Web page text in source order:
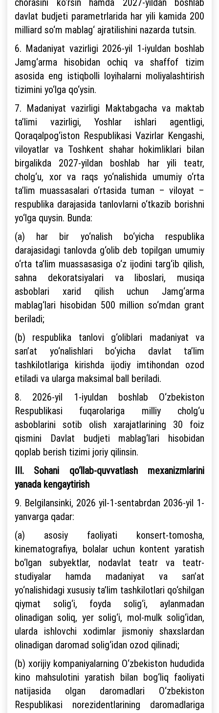
davlat budjeti parametrlarida har yili kamida 200
milliard so‘m mablag‘ ajratilishini nazarda tutsin.
6. Madaniyat vazirligi 2026-yil 1-iyuldan boshlab
Jamg‘arma hisobidan ochiq va shaffof tizim
asosida eng istiqbolli loyihalarni moliyalashtirish
tizimini yo‘lga qo‘ysin.
7. Madaniyat vazirligi Maktabgacha va maktab
ta’limi vazirligi, Yoshlar ishlari agentligi,
Qoraqalpog‘iston Respublikasi Vazirlar Kengashi,
viloyatlar va Toshkent shahar hokimliklari bilan
birgalikda 2027-yildan boshlab har yili teatr,
cholg‘u, xor va raqs yo‘nalishida umumiy o‘rta
ta’lim muassasalari o‘rtasida tuman – viloyat –
respublika darajasida tanlovlarni o‘tkazib borishni
yo‘lga quysin. Bunda:
(a) har bir yo‘nalish bo‘yicha respublika
darajasidagi tanlovda g‘olib deb topilgan umumiy
o‘rta ta’lim muassasasiga o‘z ijodini targ‘ib qilish,
sahna dekoratsiyalari va liboslari, musiqa
asboblari xarid qilish uchun Jamg‘arma
mablag‘lari hisobidan 500 million so‘mdan grant
beriladi;
(b) respublika tanlovi g‘oliblari madaniyat va
san’at yo‘nalishlari bo‘yicha davlat ta’lim
tashkilotlariga kirishda ijodiy imtihondan ozod
etiladi va ularga maksimal ball beriladi.
8. 2026-yil 1-iyuldan boshlab O‘zbekiston
Respublikasi fuqarolariga milliy cholg‘u
asboblarini sotib olish xarajatlarining 30 foiz
qismini Davlat budjeti mablag‘lari hisobidan
qoplab berish tizimi joriy qilinsin.
III. Sohani qo‘llab-quvvatlash mexanizmlarini
yanada kengaytirish
9. Belgilansinki, 2026 yil-1-sentabrdan 2036-yil 1-
yanvarga qadar:
(a) asosiy faoliyati konsert-tomosha,
kinematografiya, bolalar uchun kontent yaratish
bo‘lgan subyektlar, nodavlat teatr va teatr-
studiyalar hamda madaniyat va san’at
yo‘nalishidagi xususiy ta’lim tashkilotlari qo‘shilgan
qiymat solig‘i, foyda solig‘i, aylanmadan
olinadigan soliq, yer solig‘i, mol-mulk solig‘idan,
ularda ishlovchi xodimlar jismoniy shaxslardan
olinadigan daromad solig‘idan ozod qilinadi;
(b) xorijiy kompaniyalarning O‘zbekiston hududida
kino mahsulotini yaratish bilan bog‘liq faoliyati
natijasida olgan daromadlari O‘zbekiston
Respublikasi norezidentlarining daromadlariga